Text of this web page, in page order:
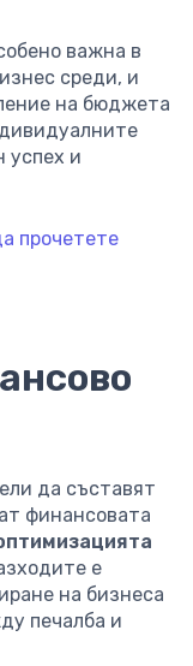
важна в
среди, и
на бюджета
успех и
прочетете
да съставят
финансовата
е
на бизнеса
печалба и